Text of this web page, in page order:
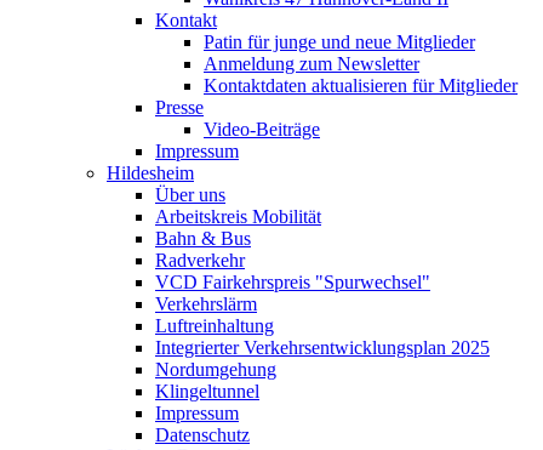
Kontakt
Patin für junge und neue Mitglieder
Anmeldung zum Newsletter
Kontaktdaten aktualisieren für Mitglieder
Presse
Video-Beiträge
Impressum
Hildesheim
Über uns
Arbeitskreis Mobilität
Bahn & Bus
Radverkehr
VCD Fairkehrspreis "Spurwechsel"
Verkehrslärm
Luftreinhaltung
Integrierter Verkehrsentwicklungsplan 2025
Nordumgehung
Klingeltunnel
Impressum
Datenschutz